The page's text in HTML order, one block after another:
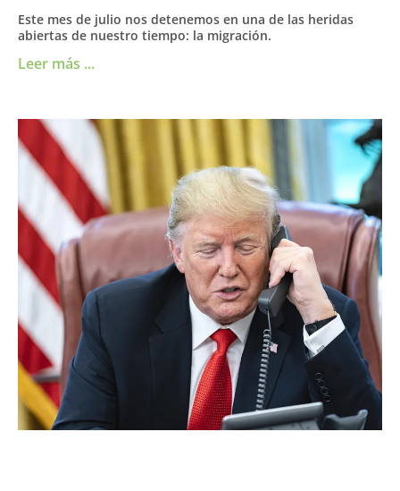
Este mes de julio nos detenemos en una de las heridas
abiertas de nuestro tiempo: la migración.
Leer más ...